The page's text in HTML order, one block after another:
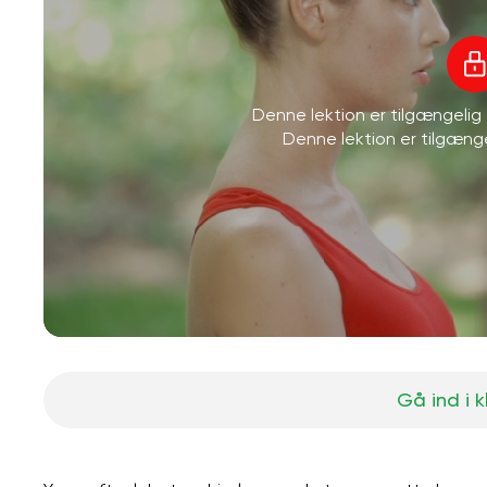
Denne lektion er tilgængelig
Denne lektion er
Gå ind i